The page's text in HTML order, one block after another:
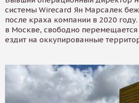
системы Wirecard Ян Марсалек
после краха компании в 2020
в Москве, свободно
ездит на оккупированные